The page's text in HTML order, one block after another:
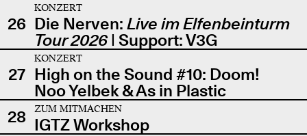
26
KONZERT
Die Nerven: Live im Elfenbeinturm
Tour 2026| Support: V3G
27
KONZERT
High on the Sound #10: Doom!
Noo Yelbek & As in Plastic
28
ZUM MITMACHEN
IGTZ Workshop